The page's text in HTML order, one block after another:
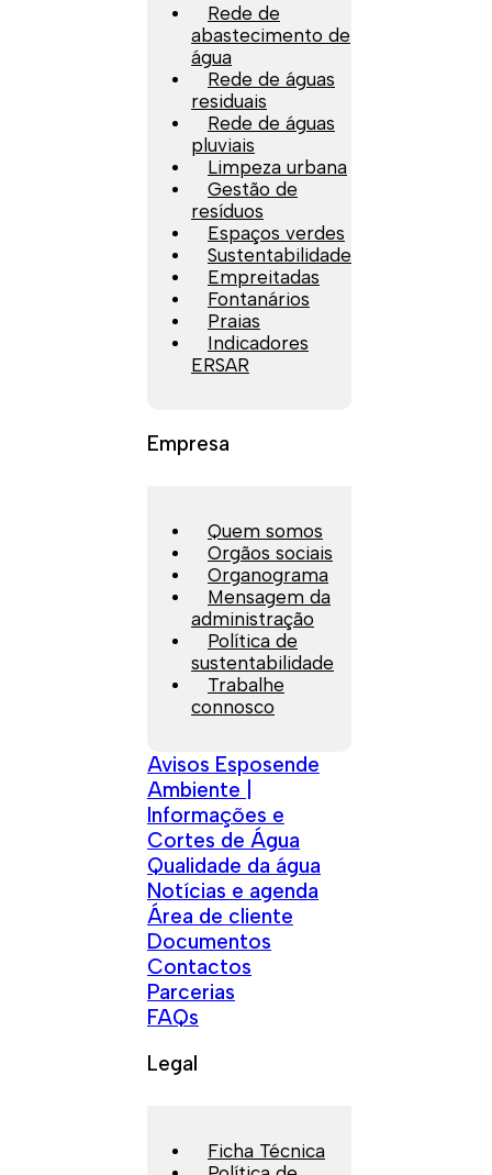
Rede de
abastecimento de
água
Rede de águas
residuais
Rede de águas
pluviais
Limpeza urbana
Gestão de
resíduos
Espaços verdes
Sustentabilidade
Empreitadas
Fontanários
Praias
Indicadores
ERSAR
Empresa
Quem somos
Orgãos sociais
Organograma
Mensagem da
administração
Política de
sustentabilidade
Trabalhe
connosco
Avisos Esposende
Ambiente |
Informações e
Cortes de Água
Qualidade da água
Notícias e agenda
Área de cliente
Documentos
Contactos
Parcerias
FAQs
Legal
Ficha Técnica